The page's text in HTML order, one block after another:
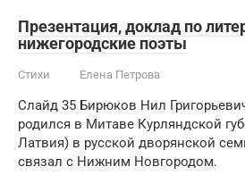
Презентация, доклад по
нижегородские поэты
Стихи Елена Петрова
Слайд 35 Бирюков Нил
родился в Митаве Курляндской
Латвия) в русской дворянской
связал с Нижним Новгородом.